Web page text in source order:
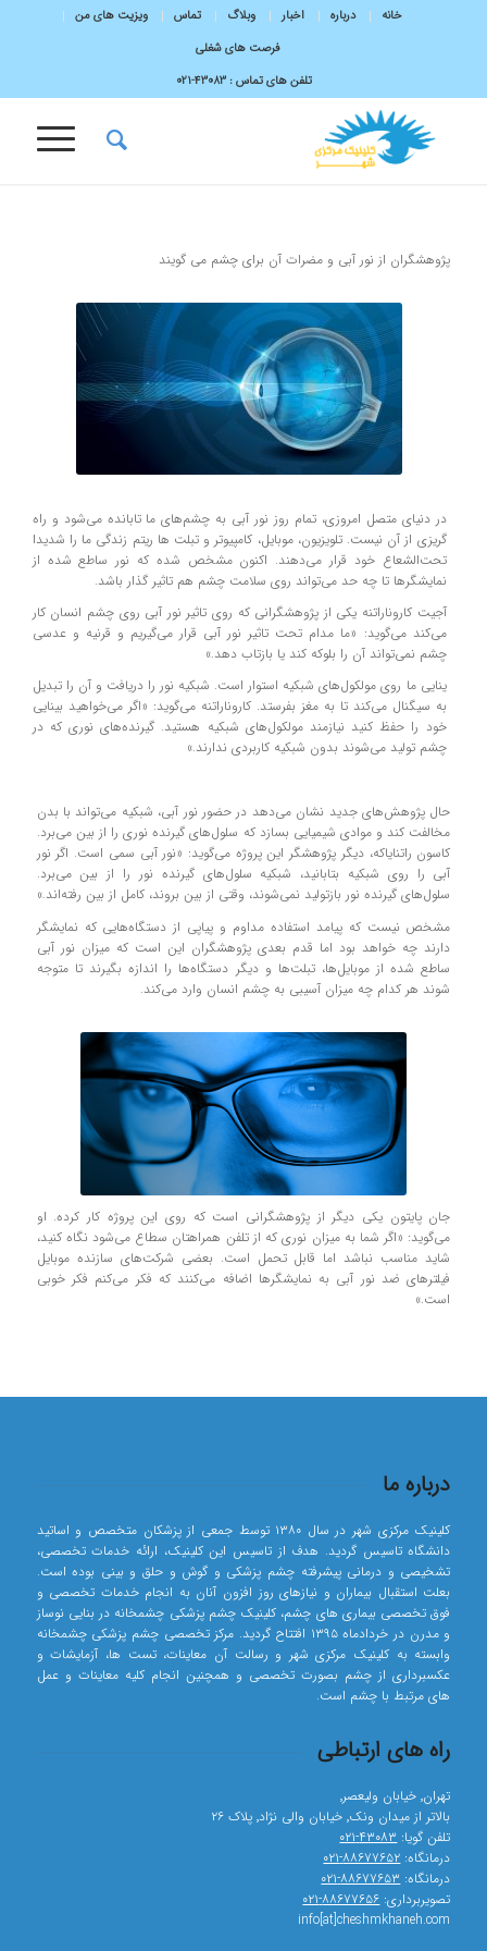
خانه درباره اخبار وبلاگ تماس
ویزیت های من
فرصت های شغلی
تلفن های تماس :43083-۰۲۱
پژوهشگران از نور آبی و مضرات آن برای چشم می گویند
در دنیای متصل امروزی، تمام روز نور آبی به چشم‌های ما تابانده می‌شود و راه
گریزی از آن نیست. تلویزیون، موبایل، کامپیوتر و تبلت‌ ها ریتم زندگی ما را شدیدا
تحت‌الشعاع خود قرار می‌دهند. اکنون مشخص شده که نور ساطع شده از
نمایشگرها تا چه حد می‌تواند روی سلامت چشم هم تاثیر گذار باشد.
آجیت کاروناراتنه یکی از پژوهشگرانی که روی تاثیر نور آبی روی چشم انسان کار
می‌کند می‌گوید: «ما مدام تحت تاثیر نور آبی قرار می‌گیریم و قرنیه و عدسی
چشم نمی‌تواند آن را بلوکه کند یا بازتاب دهد.»
ینایی ما روی مولکول‌های شبکیه استوار است. شبکیه نور را دریافت و آن را تبدیل
به سیگنال می‌کند تا به مغز بفرستد. کاروناراتنه می‌گوید: «اگر می‌خواهید بینایی
خود را حفظ کنید نیازمند مولکول‌های شبکیه هستید. گیرنده‌های نوری که در
چشم تولید می‌شوند بدون شبکیه کاربردی ندارند.»
حال پژوهش‌های جدید نشان می‌دهد در حضور نور آبی، شبکیه می‌تواند با بدن
مخالفت کند و موادی شیمیایی بسازد که سلول‌های گیرنده نوری را از بین می‌برد.
کاسون راتنایاکه، دیگر پژوهشگر این پروژه می‌گوید: «نور آبی سمی است. اگر نور
آبی را روی شبکیه بتابانید، شبکیه سلول‌های گیرنده نور را از بین می‌برد.
سلول‌های گیرنده نور بازتولید نمی‌شوند، وقتی از بین بروند، کامل از بین رفته‌اند.»
مشخص نیست که پیامد استفاده مداوم و پیاپی از دستگاه‌هایی که نمایشگر
دارند چه خواهد بود اما قدم بعدی پژوهشگران این است که میزان نور آبی
ساطع شده از موبایل‌ها، تبلت‌ها و دیگر دستگاه‌ها را اندازه بگیرند تا متوجه
شوند هر کدام چه میزان آسیبی به چشم انسان وارد می‌کند.
جان پایتون یکی دیگر از پژوهشگرانی است که روی این پروژه کار کرده. او
می‌گوید: «اگر شما به میزان نوری که از تلفن همراهتان سطاع می‌شود نگاه کنید،
شاید مناسب نباشد اما قابل تحمل است. بعضی شرکت‌های سازنده موبایل
فیلترهای ضد نور آبی به نمایشگرها اضافه می‌کنند که فکر می‌کنم فکر خوبی
است.»
درباره ما
کلینیک مرکزی شهر در سال ۱۳۸۰ توسط جمعی از پزشکان متخصص و اساتید
دانشگاه تاسیس گردید. هدف از تاسیس این کلینیک، ارائه خدمات تخصصی،
تشخیصی و درمانی پیشرفته چشم پزشکی و گوش و حلق و بینی بوده است.
بعلت استقبال بیماران و نیازهای روز افزون آنان به انجام خدمات تخصصی و
فوق تخصصی بیماری های چشم، کلینیک چشم پزشکی چشمخانه در بنایی نوساز
و مدرن در خردادماه ۱۳۹۵ افتتاح گردید. مرکز تخصصی چشم پزشکی چشمخانه
وابسته به کلینیک مرکزی شهر و رسالت آن معاینات، تست ها، آزمایشات و
عکسبرداری از چشم بصورت تخصصی و همچنین انجام کلیه معاینات و عمل
های مرتبط با چشم است.
راه های ارتباطی
تهران٬ خیابان ولیعصر٬
بالاتر از میدان ونک٬ خیابان والی نژاد٬ پلاک ۲۶
تلفن گویا:۴۳۰۸۳-۰۲۱
درمانگاه:۸۸۶۷۷۶۵۲-۰۲۱
درمانگاه:۸۸۶۷۷۶۵۳-۰۲۱
تصویربرداری:۸۸۶۷۷۶۵۶-۰۲۱
info[at]cheshmkhaneh.com